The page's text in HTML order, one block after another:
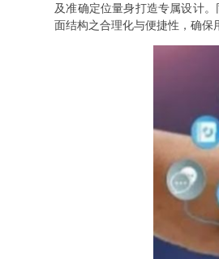
及准确定位量身打造专属设计
面结构之合理化与便捷性，确保